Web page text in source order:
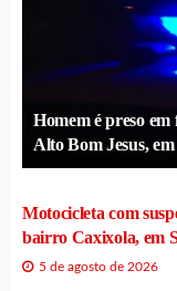
Homem é preso
Alto Bom Jesus,
Motocicleta com
bairro Caxixola, em
5 de agosto de 2026